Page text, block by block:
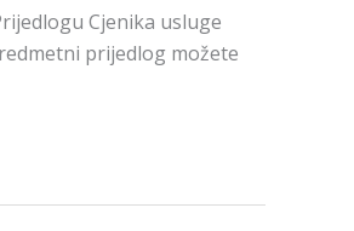
Cjenika usluge
prijedlog možete